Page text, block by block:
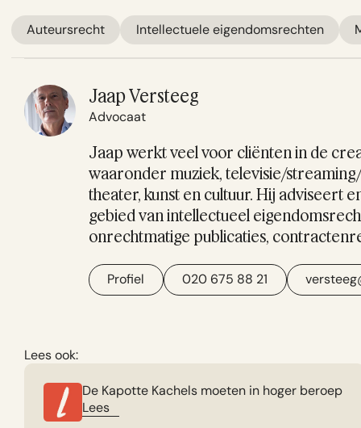
Auteursrecht Intellectuele eigendomsrechten
Jaap Versteeg
Advocaat
Jaap werkt veel voor cliënten in de
waaronder muziek, televisie/
theater, kunst en cultuur. Hij adviseert
gebied van intellectueel
onrechtmatige publicaties,
Profiel 020 675 88 21
Lees ook:
De Kapotte Kachels moeten in hoger beroep
Lees